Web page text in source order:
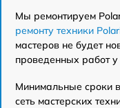
Мы ремонтируем
ремонту техники
мастеров не будет
проведенных работ у
Минимальные сроки
сеть мастерских